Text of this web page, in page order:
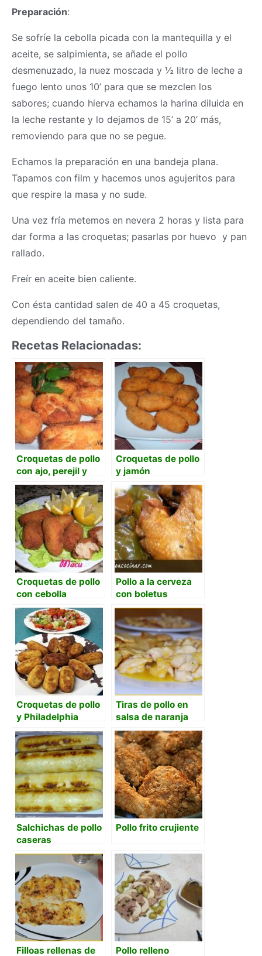
Preparación:
Se sofríe la cebolla picada con la mantequilla y el
aceite, se salpimienta, se añade el pollo
desmenuzado, la nuez moscada y ½ litro de leche a
fuego lento unos 10’ para que se mezclen los
sabores; cuando hierva echamos la harina diluida en
la leche restante y lo dejamos de 15’ a 20’ más,
removiendo para que no se pegue.
Echamos la preparación en una bandeja plana.
Tapamos con film y hacemos unos agujeritos para
que respire la masa y no sude.
Una vez fría metemos en nevera 2 horas y lista para
dar forma a las croquetas; pasarlas por huevo y pan
rallado.
Freír en aceite bien caliente.
Con ésta cantidad salen de 40 a 45 croquetas,
dependiendo del tamaño.
Recetas Relacionadas:
Croquetas de pollo
con ajo, perejil y
pastilla de caldo
Croquetas de pollo
y jamón
Croquetas de pollo
con cebolla
Pollo a la cerveza
con boletus
Croquetas de pollo
y Philadelphia
Tiras de pollo en
salsa de naranja
dulce
Salchichas de pollo
caseras
Pollo frito crujiente
Filloas rellenas de Pollo relleno